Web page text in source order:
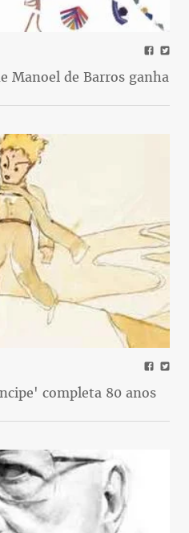
Manoel de Barros ganha
completa 80 anos